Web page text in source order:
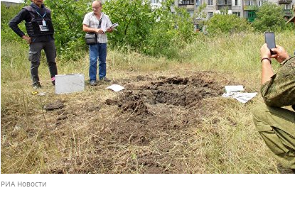
РИА Новости